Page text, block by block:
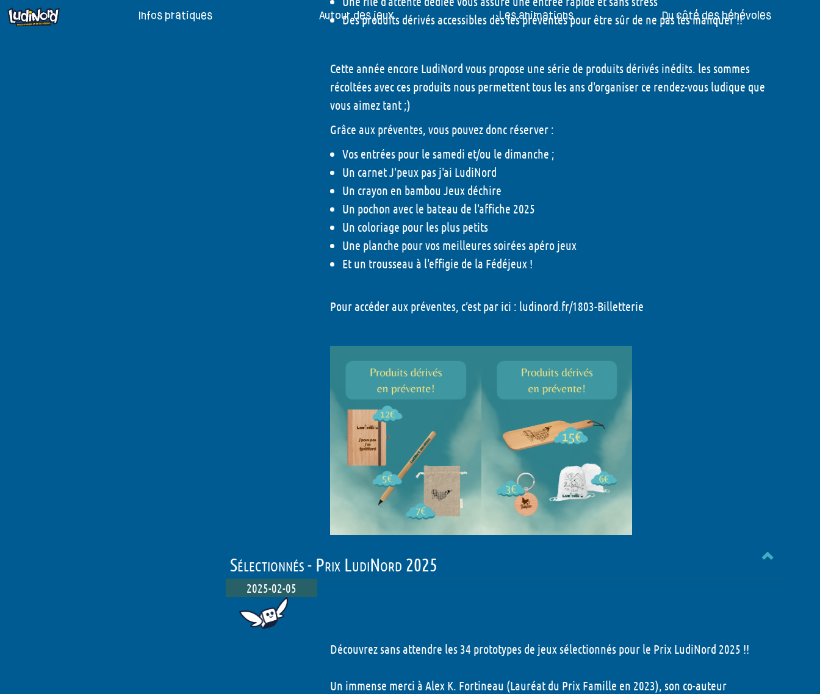
Infos pratiques Autour des jeux
Jeux et Editeurs présents
Historique du Prix LudiNord
Les animations
Jeux de rôle - 2026
Tournois TCG - 2026
Illustr'acteurs - 2026
Escape Box - 2026
Quêtes ludiques - 2026
Peinture sur figurines - 2026
Tables rondes - 2026
Dédicaces - 2026
Concours puzzle - 2026
Animations Enfant - 2026
Animations Chapiteau Montaigne
- 2026
Du côté des bénévoles
Participer à l'organisation du
festival
Des produits dérivés accessibles dès les préventes pour être sûr de ne pas les manquer !!
Cette année encore LudiNord vous propose une série de produits dérivés inédits. les sommes
récoltées avec ces produits nous permettent tous les ans d'organiser ce rendez-vous ludique que
vous aimez tant ;)
Grâce aux préventes, vous pouvez donc réserver :
Vos entrées pour le samedi et/ou le dimanche ;
Un carnet J'peux pas j'ai LudiNord
Un crayon en bambou Jeux déchire
Un pochon avec le bateau de l'affiche 2025
Un coloriage pour les plus petits
Une planche pour vos meilleures soirées apéro jeux
Et un trousseau à l'effigie de la Fédéjeux !
Pour accéder aux préventes, c’est par ici : ludinord.fr/1803-Billetterie
Sélectionnés - Prix LudiNord 2025
2025-02-05
Découvrez sans attendre les 34 prototypes de jeux sélectionnés pour le Prix LudiNord 2025 !!
Un immense merci à Alex K. Fortineau (Lauréat du Prix Famille en 2023), son co-auteur